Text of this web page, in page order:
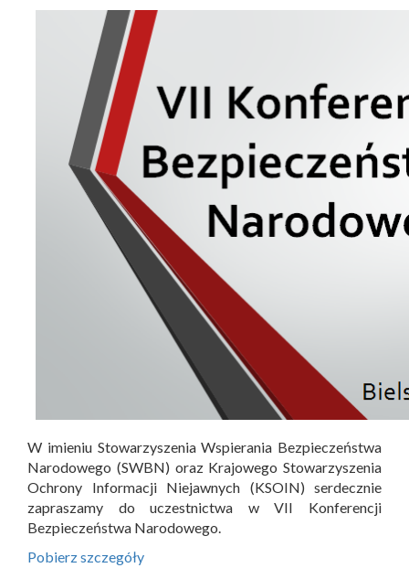
W imieniu Stowarzyszenia Wspierania Bezpieczeństwa
Narodowego (SWBN) oraz Krajowego Stowarzyszenia
Ochrony Informacji Niejawnych (KSOIN) serdecznie
zapraszamy do uczestnictwa w VII Konferencji
Bezpieczeństwa Narodowego.
Pobierz szczegóły